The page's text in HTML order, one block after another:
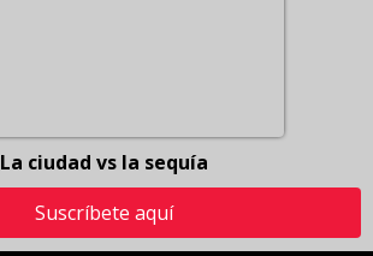
La ciudad vs la sequía
Suscríbete aquí